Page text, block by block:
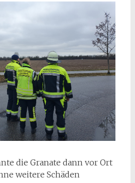
die Granate dann vor Ort
weitere Schäden